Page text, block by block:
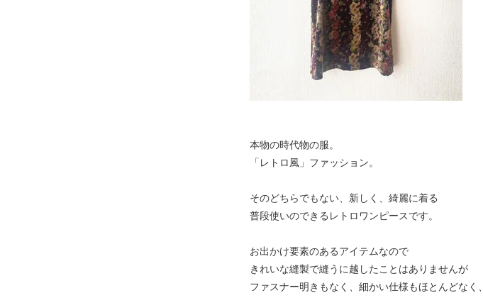
本物の時代物の服。
「レトロ風」ファッション。
そのどちらでもない、新しく、綺麗に着る
普段使いのできるレトロワンピースです。
お出かけ要素のあるアイテムなので
きれいな縫製で縫うに越したことはありませんが
ファスナー明きもなく、細かい仕様もほとんどなく、